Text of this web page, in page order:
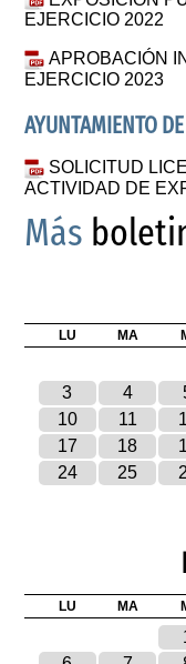
EJERCICIO 2022
APROBACIÓN
EJERCICIO 2023
AYUNTAMIENTO
SOLICITUD
ACTIVIDAD DE
Más
LU MA
3
4
10
11
17
18
24
25
LU MA